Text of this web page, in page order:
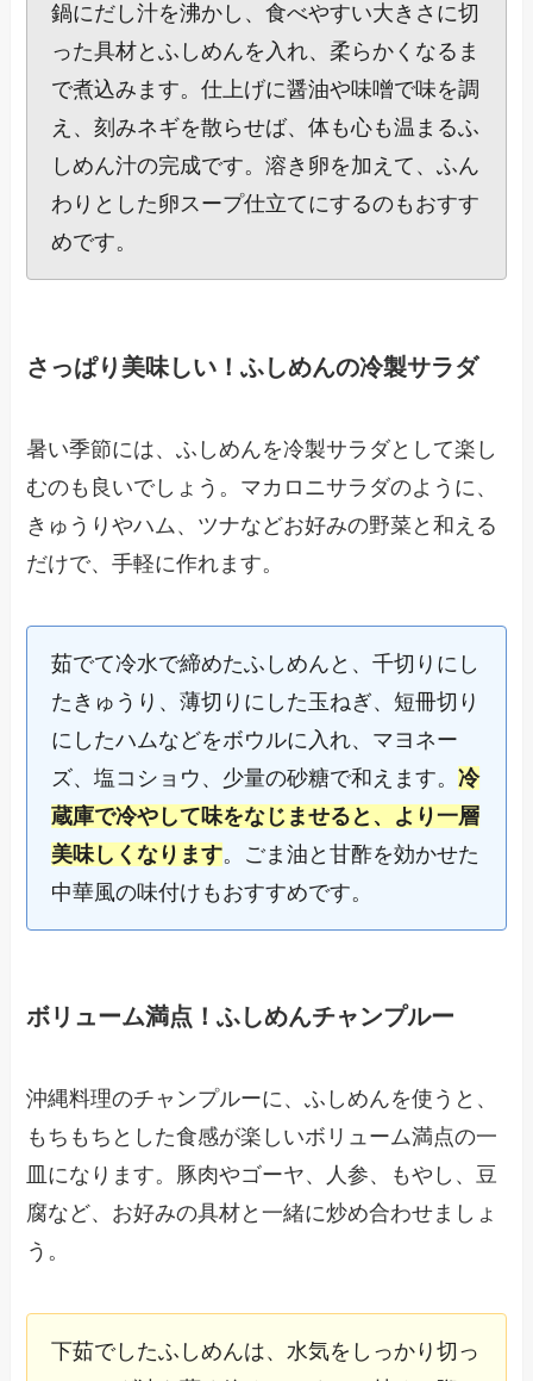
鍋にだし汁を沸かし、食べやすい大きさに切
った具材とふしめんを入れ、柔らかくなるま
で煮込みます。仕上げに醤油や味噌で味を調
え、刻みネギを散らせば、体も心も温まるふ
しめん汁の完成です。溶き卵を加えて、ふん
わりとした卵スープ仕立てにするのもおすす
めです。
さっぱり美味しい！ふしめんの冷製サラダ
暑い季節には、ふしめんを冷製サラダとして楽し
むのも良いでしょう。マカロニサラダのように、
きゅうりやハム、ツナなどお好みの野菜と和える
だけで、手軽に作れます。
茹でて冷水で締めたふしめんと、千切りにし
たきゅうり、薄切りにした玉ねぎ、短冊切り
にしたハムなどをボウルに入れ、マヨネー
ズ、塩コショウ、少量の砂糖で和えます。冷
蔵庫で冷やして味をなじませると、より一層
美味しくなります。ごま油と甘酢を効かせた
中華風の味付けもおすすめです。
ボリューム満点！ふしめんチャンプルー
沖縄料理のチャンプルーに、ふしめんを使うと、
もちもちとした食感が楽しいボリューム満点の一
皿になります。豚肉やゴーヤ、人参、もやし、豆
腐など、お好みの具材と一緒に炒め合わせましょ
う。
下茹でしたふしめんは、水気をしっかり切っ